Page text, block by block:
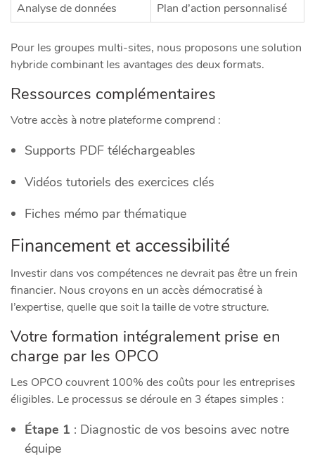
Analyse de données
Plan d’action personnalisé
Pour les groupes multi-sites, nous proposons une solution
hybride combinant les avantages des deux formats.
Ressources complémentaires
Votre accès à notre plateforme comprend :
Supports PDF téléchargeables
Vidéos tutoriels des exercices clés
Fiches mémo par thématique
Financement et accessibilité
Investir dans vos compétences ne devrait pas être un frein
financier. Nous croyons en un accès démocratisé à
l’expertise, quelle que soit la taille de votre structure.
Votre formation intégralement prise en
charge par les OPCO
Les OPCO couvrent 100% des coûts pour les entreprises
éligibles. Le processus se déroule en 3 étapes simples :
Étape 1 : Diagnostic de vos besoins avec notre
équipe